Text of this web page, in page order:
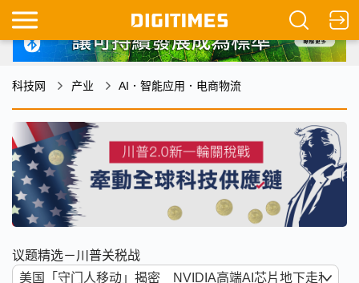
科技网 产业 AI．智能应用．电商物流
议题精选－川普关税战